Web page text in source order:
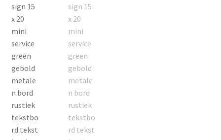
Betaling OK
Contact
Groothandel
Home
Klantendienst: +32 487 48 27 07